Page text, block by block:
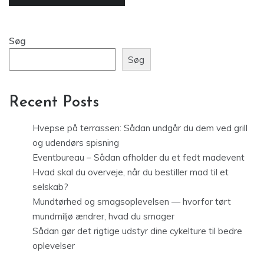
Søg
Søg
Recent Posts
Hvepse på terrassen: Sådan undgår du dem ved grill
og udendørs spisning
Eventbureau – Sådan afholder du et fedt madevent
Hvad skal du overveje, når du bestiller mad til et
selskab?
Mundtørhed og smagsoplevelsen — hvorfor tørt
mundmiljø ændrer, hvad du smager
Sådan gør det rigtige udstyr dine cykelture til bedre
oplevelser